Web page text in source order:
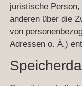
juristische
anderen über die
von
Adressen o. Ä.)